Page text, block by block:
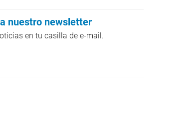
nuestro newsletter
en tu casilla de e-mail.